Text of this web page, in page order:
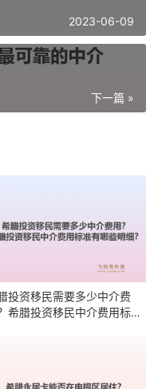
2023-06-09
下一篇 »
投资移民需要多少中介费
希腊投资移民中介费用标准